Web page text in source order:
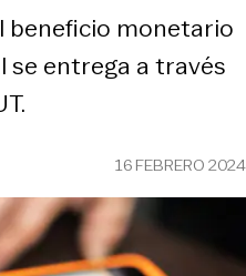
beneficio monetario
se entrega a través
16 FEBRERO 2024